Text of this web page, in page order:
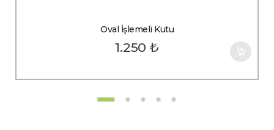
Oval İşlemeli Kutu
1.250₺